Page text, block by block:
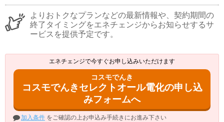
よりおトクなプランなどの最新情報や、契約期間の
終了タイミングをエネチェンジからお知らせするサ
ービスを提供予定です。
エネチェンジで今すぐお申し込みいただけます
コスモでんき
コスモでんきセレクトオール電化の申し込
みフォームへ
加入条件 をご確認の上お申込み手続きにお進み下さい